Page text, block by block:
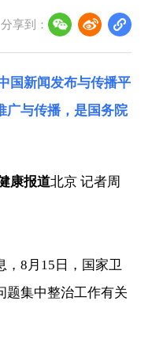
分享到：
国新闻发布与传播平
广与传播，是国务院
康报道北京 记者周
，8月15日，国家卫
题集中整治工作有关